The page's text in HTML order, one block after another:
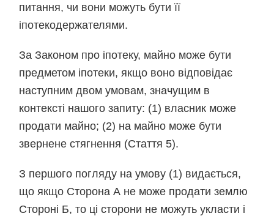
питання, чи вони можуть бути її
іпотекодержателями.
За Законом про іпотеку, майно може бути
предметом іпотеки, якщо воно відповідає
наступним двом умовам, значущим в
контексті нашого запиту: (1) власник може
продати майно; (2) на майно може бути
звернене стягнення (Стаття 5).
З першого погляду на умову (1) видається,
що якщо Сторона А не може продати землю
Стороні Б, то ці сторони не можуть укласти і